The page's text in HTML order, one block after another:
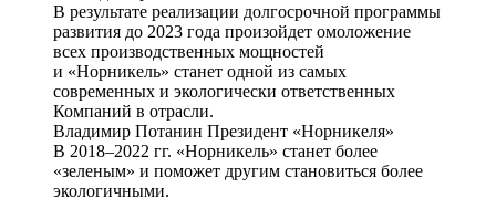
В результате реализации долгосрочной программы
развития до 2023 года произойдет омоложение
всех производственных мощностей
и «Норникель» станет одной из самых
современных и экологически ответственных
Компаний в отрасли.
Владимир Потанин Президент «Норникеля»
В 2018–2022 гг. «Норникель» станет более
«зеленым» и поможет другим становиться более
экологичными.